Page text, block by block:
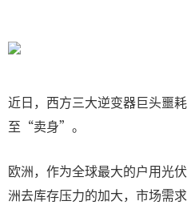
近日，西方三大逆变器巨头噩
至“卖身”。
欧洲，作为全球最大的户用光
洲去库存压力的加大，市场需